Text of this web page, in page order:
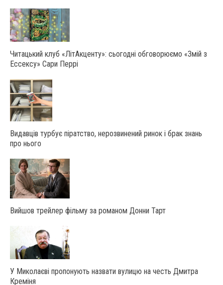
Читацький клуб «ЛітАкценту»: сьогодні обговорюємо «Змій з
Ессексу» Сари Перрі
Видавців турбує піратство, нерозвинений ринок і брак знань
про нього
Вийшов трейлер фільму за романом Донни Тарт
У Миколаєві пропонують назвати вулицю на честь Дмитра
Креміня